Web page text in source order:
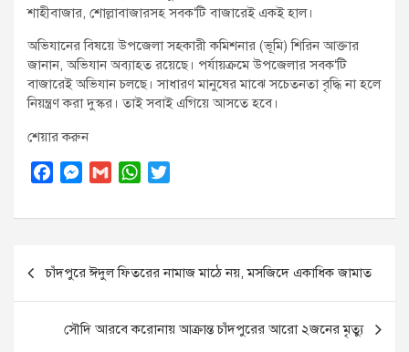
শাহীবাজার, শোল্লাবাজারসহ সবক‘টি বাজারেই একই হাল।
অভিযানের বিষয়ে উপজেলা সহকারী কমিশনার (ভূমি) শিরিন আক্তার
জানান, অভিযান অব্যাহত রয়েছে। পর্যায়ক্রমে উপজেলার সবক‘টি
বাজারেই অভিযান চলছে। সাধারণ মানুষের মাঝে সচেতনতা বৃদ্ধি না হলে
নিয়ন্ত্রণ করা দুস্কর। তাই সবাই এগিয়ে আসতে হবে।
শেয়ার করুন
c
o
o
M
s
n
g
e
G
a
W
a
A
p
p
i
e
r
Post
navigation
চাঁদপুরে ঈদুল ফিতরের নামাজ মাঠে নয়, মসজিদে একাধিক জামাত
সৌদি আরবে করোনায় আক্রান্ত চাঁদপুরের আরো ২জনের মৃত্যু